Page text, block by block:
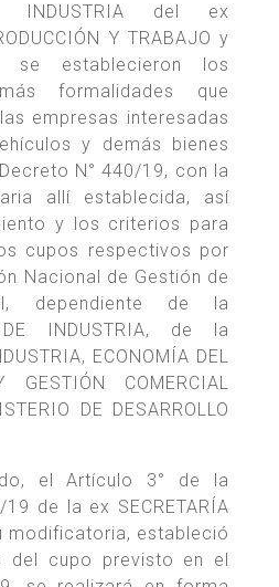
INDUSTRIA del ex
Y TRABAJO y
se establecieron los
formalidades que
empresas interesadas
y demás bienes
N° 440/19, con la
allí establecida, así
y los criterios para
cupos respectivos por
Nacional de Gestión de
dependiente de la
DE INDUSTRIA, de la
ECONOMÍA DEL
GESTIÓN COMERCIAL
DE DESARROLLO
el Artículo 3° de la
de la ex SECRETARÍA
modificatoria, estableció
del cupo previsto en el